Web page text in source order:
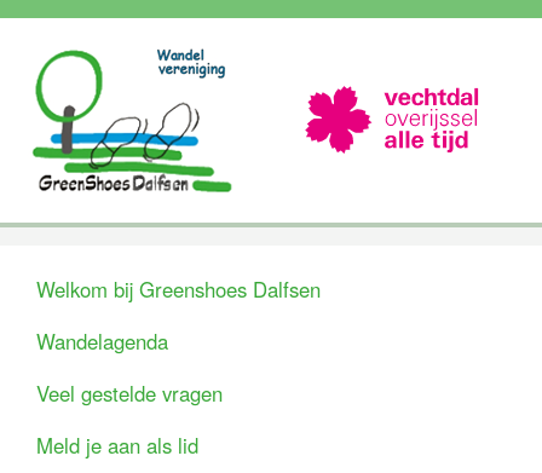
Welkom bij Greenshoes Dalfsen
Wandelagenda
Veel gestelde vragen
Meld je aan als lid